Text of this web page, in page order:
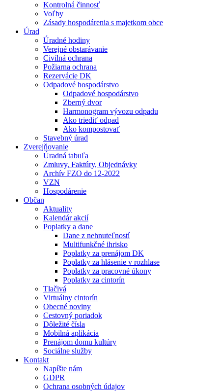
Kontrolná činnosť
Voľby
Zásady hospodárenia s majetkom obce
Úrad
Úradné hodiny
Verejné obstarávanie
Civilná ochrana
Požiarna ochrana
Rezervácie DK
Odpadové hospodárstvo
Odpadové hospodárstvo
Zberný dvor
Harmonogram vývozu odpadu
Ako triediť odpad
Ako kompostovať
Stavebný úrad
Zverejňovanie
Úradná tabuľa
Zmluvy, Faktúry, Objednávky
Archív FZO do 12-2022
VZN
Hospodárenie
Občan
Aktuality
Kalendár akcií
Poplatky a dane
Dane z nehnuteľností
Multifunkčné ihrisko
Poplatky za prenájom DK
Poplatky za hlásenie v rozhlase
Poplatky za pracovné úkony
Poplatky za cintorín
Tlačivá
Virtuálny cintorín
Obecné noviny
Cestovný poriadok
Dôležité čísla
Mobilná aplikácia
Prenájom domu kultúry
Sociálne služby
Kontakt
Napíšte nám
GDPR
Ochrana osobných údajov